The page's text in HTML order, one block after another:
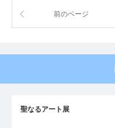
前のページ
聖なるアート展